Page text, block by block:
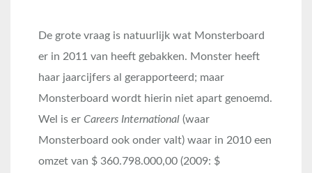
De grote vraag is natuurlijk wat Monsterboard
er in 2011 van heeft gebakken. Monster heeft
haar jaarcijfers al gerapporteerd; maar
Monsterboard wordt hierin niet apart genoemd.
Wel is er Careers International (waar
Monsterboard ook onder valt) waar in 2010 een
omzet van $ 360.798.000,00 (2009: $